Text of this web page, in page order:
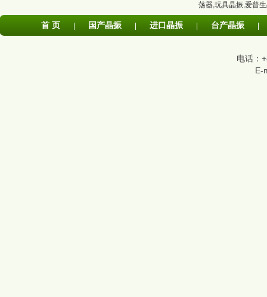
荡器,玩具晶振,爱普
首 页 国产晶振 进口晶振 台产晶振
电话：
E-